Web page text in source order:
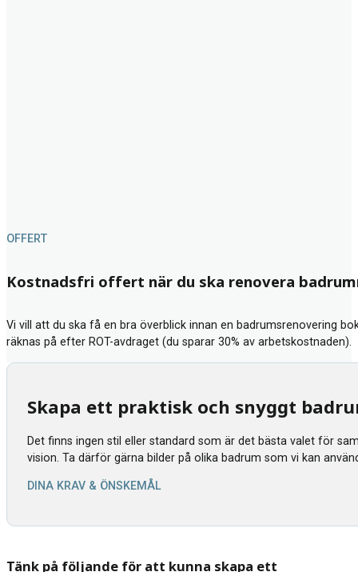
Kostnadsfri offert när du ska renovera
Vi vill att du ska få en bra överblick innan en badrumsrenovering
räknas på efter ROT-avdraget (du sparar 30% av arbetskostnaden).
OFFERT
Skapa ett praktisk och snyggt
Det finns ingen stil eller standard som är det bästa valet för
vision. Ta därför gärna bilder på olika badrum som vi kan
DINA KRAV & ÖNSKEMÅL
Tänk på följande för att kunna skapa ett